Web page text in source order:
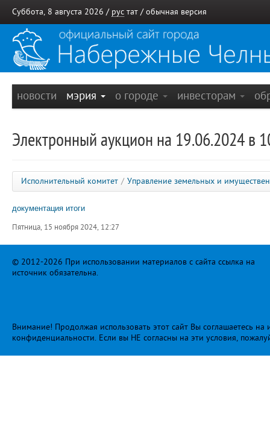
Суббота, 8 августа 2026 / рус тат / обычная версия
новости мэрия о городе инвесторам
Электронный аукцион на 19.06.2024 в
Исполнительный комитет / Управление земельных и
документация итоги
Пятница, 15 ноября 2024, 12:27
© 2012-2026 При использовании материалов с сайта ссылка на
источник обязательна.
Внимание! Продолжая использовать этот сайт Вы соглашаетесь
конфиденциальности. Если вы НЕ согласны на эти условия,